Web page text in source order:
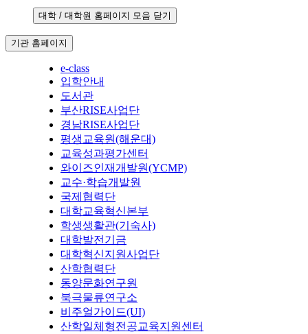
대학 / 대학원 홈페이지 모음 닫기
기관 홈페이지
e-class
입학안내
도서관
부산RISE사업단
경남RISE사업단
평생교육원(해운대)
교육성과평가센터
와이즈인재개발원(YCMP)
교수·학습개발원
국제협력단
대학교육혁신본부
학생생활관(기숙사)
대학발전기금
대학혁신지원사업단
산학협력단
동양문화연구원
북극물류연구소
비주얼가이드(UI)
산학일체형전공교육지원센터